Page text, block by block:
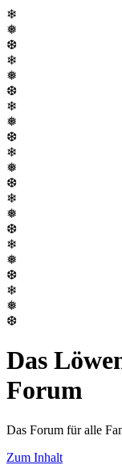
❄
❅
❆
❄
❅
❆
❄
❅
❆
❄
❅
❆
❄
❅
❆
❄
❅
❆
❄
❅
❆
Das
Forum
Das Forum für alle
Zum Inhalt